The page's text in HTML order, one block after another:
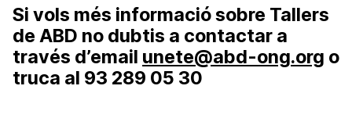
Si vols més informació sobre Tallers
de ABD no dubtis a contactar a
través d’email unete@abd-ong.org o
truca al 93 289 05 30